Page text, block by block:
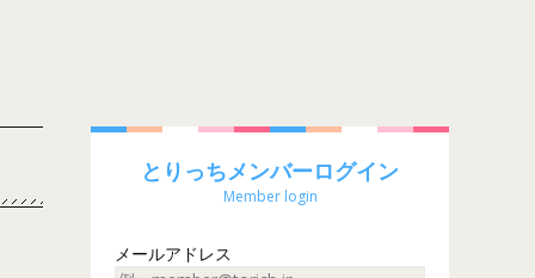
とりっちメンバーログイン
Member login
メールアドレス